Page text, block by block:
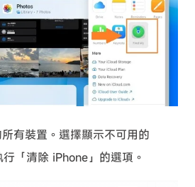
有裝置。選擇顯示不可用的
「清除 iPhone」的選項。